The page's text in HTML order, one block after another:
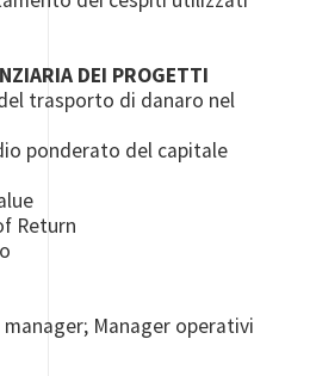
DEI PROGETTI
trasporto di danaro nel
ponderato del capitale
Return
Manager operativi